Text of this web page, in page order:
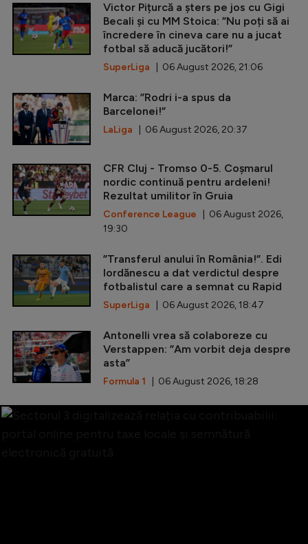
Victor Pițurcă a șters pe jos cu Gigi
Becali și cu MM Stoica: ”Nu poți să ai
încredere în cineva care nu a jucat
fotbal să aducă jucători!”
SuperLiga | 06 August 2026, 21:06
Marca: ”Rodri i-a spus da
Barcelonei!”
LaLiga | 06 August 2026, 20:37
CFR Cluj - Tromso 0-5. Coșmarul
nordic continuă pentru ardeleni!
Rezultat umilitor în Gruia
Conference League | 06 August 2026,
19:30
”Transferul anului în România!”. Edi
Iordănescu a dat verdictul despre
fotbalistul care a semnat cu Rapid
SuperLiga | 06 August 2026, 18:47
Antonelli vrea să colaboreze cu
Verstappen: ”Am vorbit deja despre
asta”
Formula 1 | 06 August 2026, 18:28